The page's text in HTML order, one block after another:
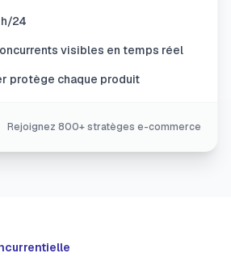
24
visibles en temps réel
protège chaque produit
Rejoignez 800+ stratèges e-commerce